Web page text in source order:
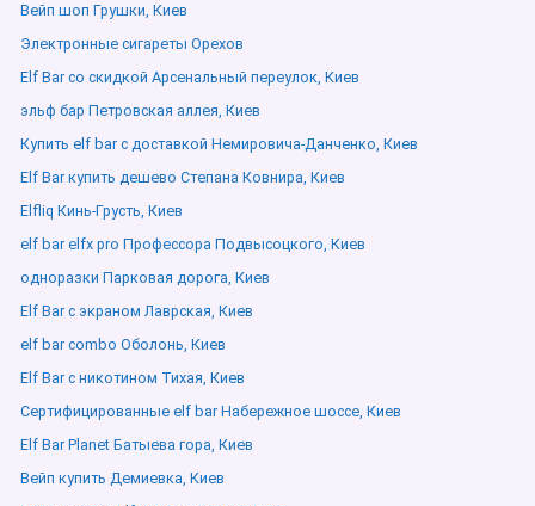
Вейп шоп Грушки, Киев
Электронные сигареты Орехов
Elf Bar со скидкой Арсенальный переулок, Киев
эльф бар Петровская аллея, Киев
Купить elf bar с доставкой Немировича-Данченко, Киев
Elf Bar купить дешево Степана Ковнира, Киев
Elfliq Кинь-Грусть, Киев
elf bar elfx pro Профессора Подвысоцкого, Киев
одноразки Парковая дорога, Киев
Elf Bar с экраном Лаврская, Киев
elf bar combo Оболонь, Киев
Elf Bar с никотином Тихая, Киев
Сертифицированные elf bar Набережное шоссе, Киев
Elf Bar Planet Батыева гора, Киев
Вейп купить Демиевка, Киев